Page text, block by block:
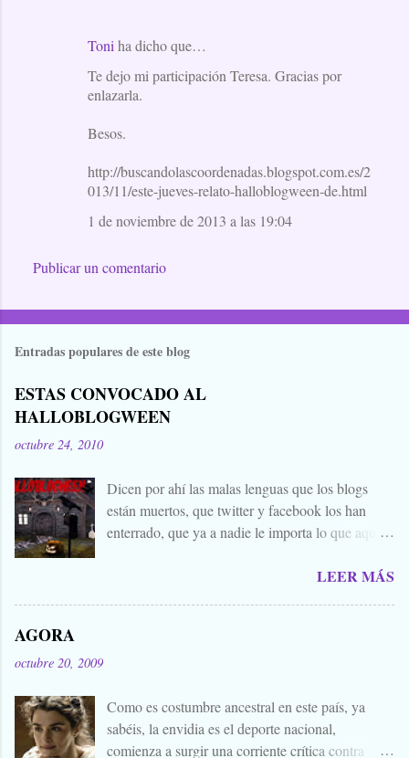
Toni ha dicho que…
Te dejo mi participación Teresa. Gracias por
enlazarla.
Besos.
http://buscandolascoordenadas.blogspot.com.es/2
013/11/este-jueves-relato-halloblogween-de.html
1 de noviembre de 2013 a las 19:04
Publicar un comentario
Entradas populares de este blog
ESTAS CONVOCADO AL
HALLOBLOGWEEN
octubre 24, 2010
Dicen por ahí las malas lenguas que los blogs
están muertos, que twitter y facebook los han
enterrado, que ya a nadie le importa lo que aquí
levantar nuestros blogs, sean vivos, muertos, o
convoco a todos, amigos, conocidos, amigos de
amigos, blogueros en general. Cuéntanos tu
historia para morirnos de miedo este largo fin de
LEER MÁS
AGORA
octubre 20, 2009
Como es costumbre ancestral en este país, ya
sabéis, la envidia es el deporte nacional,
comienza a surgir una corriente crítica contra